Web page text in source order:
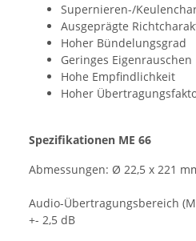
Supernieren-/
Ausgeprägte
Hoher Bündelungsgrad
Geringes Eigenrauschen
Hohe Empfindlichkeit
Hoher
Spezifikationen ME 66
Abmessungen: Ø 22,5 x 221
Audio-Übertragungsbereich
+- 2,5 dB